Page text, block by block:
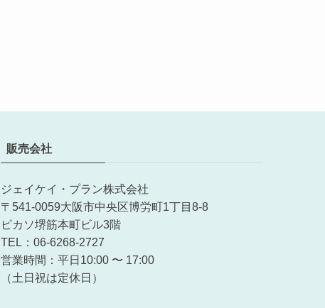
販売会社
ジェイケイ・プラン株式会社
〒541-0059大阪市中央区博労町1丁目8-8
ピカソ堺筋本町ビル3階
TEL：06-6268-2727
営業時間：平日10:00 〜 17:00
（土日祝は定休日）